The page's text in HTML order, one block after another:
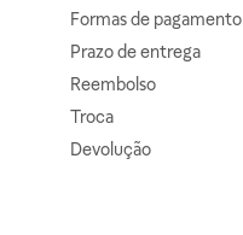
Formas de pagamento
Prazo de entrega
Reembolso
Troca
Devolução